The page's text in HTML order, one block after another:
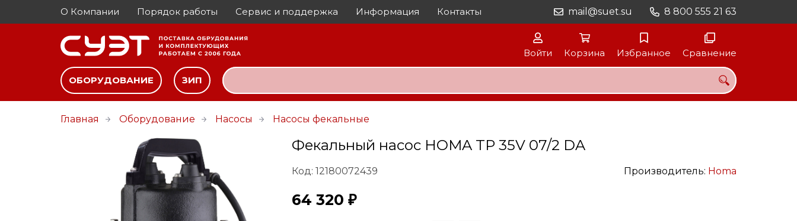
О Компании Порядок работы Сервис и поддержка Информация Контакты 8 800 555 21 63
mail@suet.su
Войти Корзина Избранное Сравнение
ОБОРУДОВАНИЕ ЗИП
Главная Оборудование Насосы Насосы фекальные
Фекальный насос HOMA TP 35V 07/2 DA
Код: 12180072439 Производитель: Homa
64 320 ₽